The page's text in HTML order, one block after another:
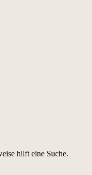
hilft eine Suche.